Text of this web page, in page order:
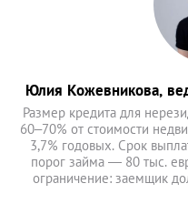
Юлия Кожевникова,
Размер кредита для
60–70% от стоимости
3,7% годовых. Срок
порог займа — 80 тыс.
ограничение: заемщик